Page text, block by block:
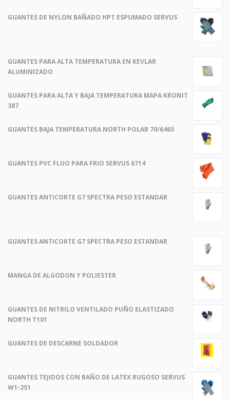
GUANTES DE NYLON BAÑADO HPT ESPUMADO SERVUS
GUANTES PARA ALTA TEMPERATURA EN KEVLAR
ALUMINIZADO
GUANTES PARA ALTA Y BAJA TEMPERATURA MAPA KRONIT
387
GUANTES BAJA TEMPERATURA NORTH POLAR 70/6465
GUANTES PVC FLUO PARA FRIO SERVUS 6714
GUANTES ANTICORTE G7 SPECTRA PESO ESTANDAR
GUANTES ANTICORTE G7 SPECTRA PESO ESTANDAR
MANGA DE ALGODON Y POLIESTER
GUANTES DE NITRILO VENTILADO PUÑO ELASTIZADO
NORTH T101
GUANTES DE DESCARNE SOLDADOR
GUANTES TEJIDOS CON BAÑO DE LATEX RUGOSO SERVUS
W1-251